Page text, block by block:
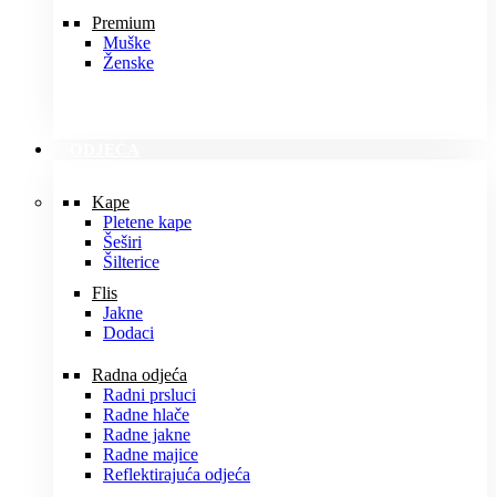
Premium
Muške
Ženske
Kape
Pletene kape
Šeširi
Šilterice
Flis
Jakne
Dodaci
Radna odjeća
Radni prsluci
Radne hlače
Radne jakne
Radne majice
Reflektirajuća odjeća